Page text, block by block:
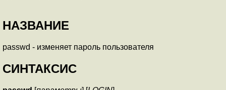
НАЗВАНИЕ
passwd - изменяет пароль пользователя
СИНТАКСИС